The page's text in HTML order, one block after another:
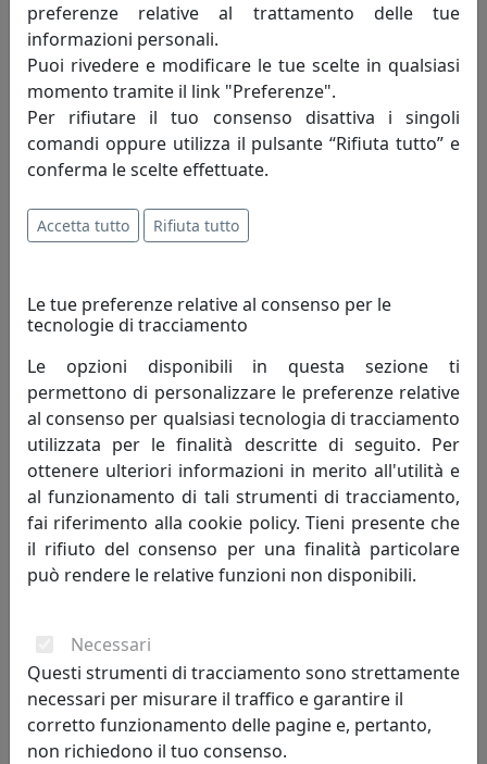
APPLIQUE COLLEZIONE VINTAGE C115 BORDEAUX
Ferroluce
131,00 €
APPLIQUE COLLEZIONE VINTAGE C291 BORDEAUX
Ferroluce
301,00 €
preferenze relative al trattamento delle tue
informazioni personali.
Puoi rivedere e modificare le tue scelte in qualsiasi
momento tramite il link "Preferenze".
Per rifiutare il tuo consenso disattiva i singoli
comandi oppure utilizza il pulsante “Rifiuta tutto” e
conferma le scelte effettuate.
Accetta tutto Rifiuta tutto
Le tue preferenze relative al consenso per le
tecnologie di tracciamento
Le opzioni disponibili in questa sezione ti
permettono di personalizzare le preferenze relative
al consenso per qualsiasi tecnologia di tracciamento
utilizzata per le finalità descritte di seguito. Per
ottenere ulteriori informazioni in merito all'utilità e
al funzionamento di tali strumenti di tracciamento,
fai riferimento alla cookie policy. Tieni presente che
il rifiuto del consenso per una finalità particolare
può rendere le relative funzioni non disponibili.
Necessari
Questi strumenti di tracciamento sono strettamente
necessari per misurare il traffico e garantire il
corretto funzionamento delle pagine e, pertanto,
non richiedono il tuo consenso.